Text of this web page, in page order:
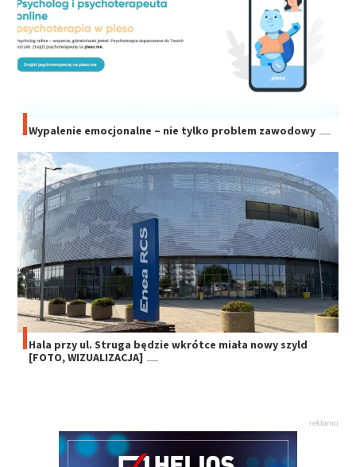
Wypalenie emocjonalne – nie tylko problem zawodowy
Hala przy ul. Struga będzie wkrótce miała nowy szyld
[FOTO, WIZUALIZACJA]